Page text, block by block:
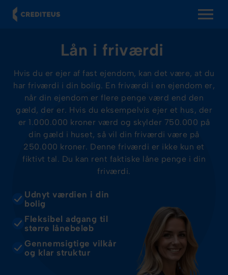
Lån i friværdi
Hvis du er ejer af fast ejendom, kan det være, at du
har friværdi i din bolig. En friværdi i en ejendom er,
når din ejendom er flere penge værd end den
gæld, der er. Hvis du eksempelvis ejer et hus, der
er 1.000.000 kroner værd og skylder 750.000 på
din gæld i huset, så vil din friværdi være på
250.000 kroner. Denne friværdi er ikke kun et
fiktivt tal. Du kan rent faktiske låne penge i din
friværdi.
Udnyt værdien i din
bolig
Fleksibel adgang til
større lånebeløb
Gennemsigtige vilkår
og klar struktur